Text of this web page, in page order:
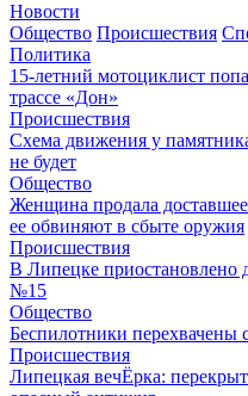
Новости
Общество Происшествия
Политика
15-летний мотоциклист
трассе «Дон»
Происшествия
Схема движения у
не будет
Общество
Женщина продала
ее обвиняют в сбыте оружия
Происшествия
В Липецке приостановлено
№15
Общество
Беспилотники перехвачены
Происшествия
Липецкая вечЁрка: